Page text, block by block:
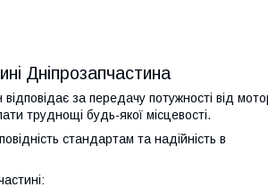
Дніпрозапчастина
відповідає за передачу потужності від
труднощі будь-якої місцевості.
стандартам та надійність в